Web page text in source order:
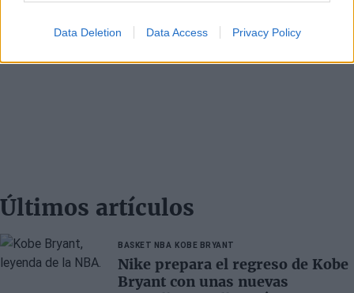
Data Deletion Data Access Privacy Policy
Últimos artículos
BASKET NBA KOBE BRYANT
Nike prepara el regreso de Kobe
Bryant con unas nuevas